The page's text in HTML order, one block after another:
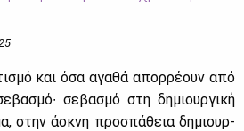
και όσα αγα­θά απορ­ρέ­ουν από
σε­βα­σμό στη δη­μιουρ­γι­κή
στην άο­κνη προ­σπά­θεια δη­μιουρ­